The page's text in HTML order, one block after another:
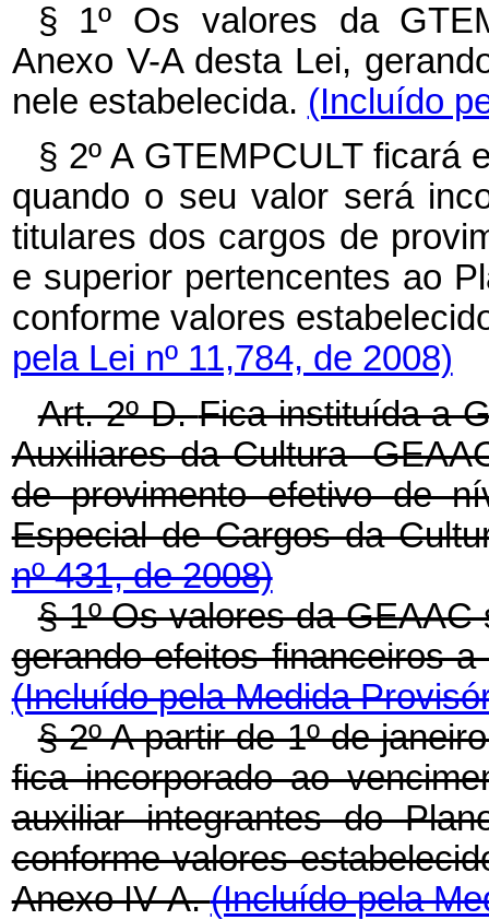
§ 1º Os valores da
Anexo V-A desta Lei,
nele estabelecida. (Incluído
§ 2º A GTEMPCULT ficará
quando o seu valor será
titulares dos cargos de
e superior pertencentes ao
conforme valores
pela Lei nº 11,784, de 2008)
Art. 2º-D.Fica instituída a
Auxiliares da Cultura -
de provimento efetivo de
Especial de Cargos da
nº 431, de 2008)
§ 1º Os valores da
gerando efeitos financeiros
(Incluído pela Medida
§ 2º A partir de 1º de
fica incorporado ao
auxiliar integrantes do
conforme valores
Anexo IV-A.(Incluído pela